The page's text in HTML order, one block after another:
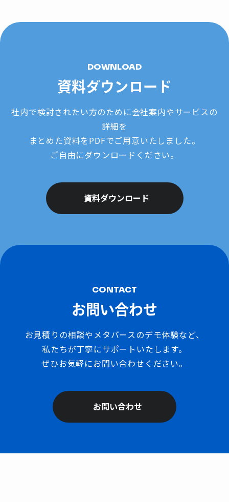
DOWNLOAD
資料ダウンロード
社内で検討されたい方のために会社案内やサービスの
詳細を
まとめた資料をPDFでご用意いたしました。
ご自由にダウンロードください。
資料ダウンロード
CONTACT
お問い合わせ
お見積りの相談やメタバースのデモ体験など、
私たちが丁寧にサポートいたします。
ぜひお気軽にお問い合わせください。
お問い合わせ